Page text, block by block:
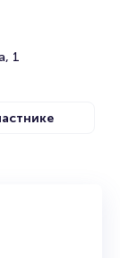
которыми
и
1
лет), Кант,